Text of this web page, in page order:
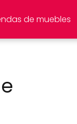
de muebles